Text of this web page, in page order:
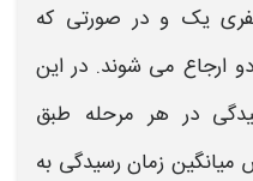
کیفری یک و در صورتی که
ارجاع می شوند. در این
در هر مرحله طبق
زمان رسیدگی به